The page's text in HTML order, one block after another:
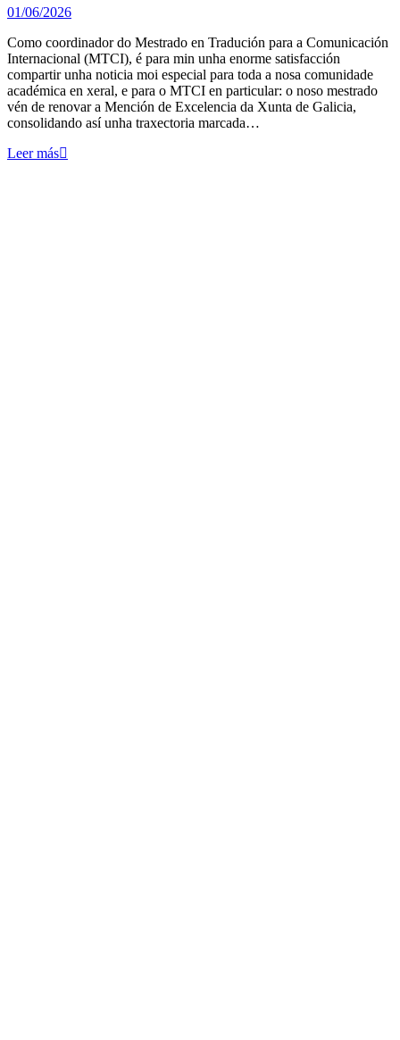
01/06/2026
Como coordinador do Mestrado en Tradución para a Comunicación
Internacional (MTCI), é para min unha enorme satisfacción
compartir unha noticia moi especial para toda a nosa comunidade
académica en xeral, e para o MTCI en particular: o noso mestrado
vén de renovar a Mención de Excelencia da Xunta de Galicia,
consolidando así unha traxectoria marcada…
Leer más